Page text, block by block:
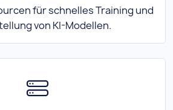
für schnelles Training und
von KI-Modellen.